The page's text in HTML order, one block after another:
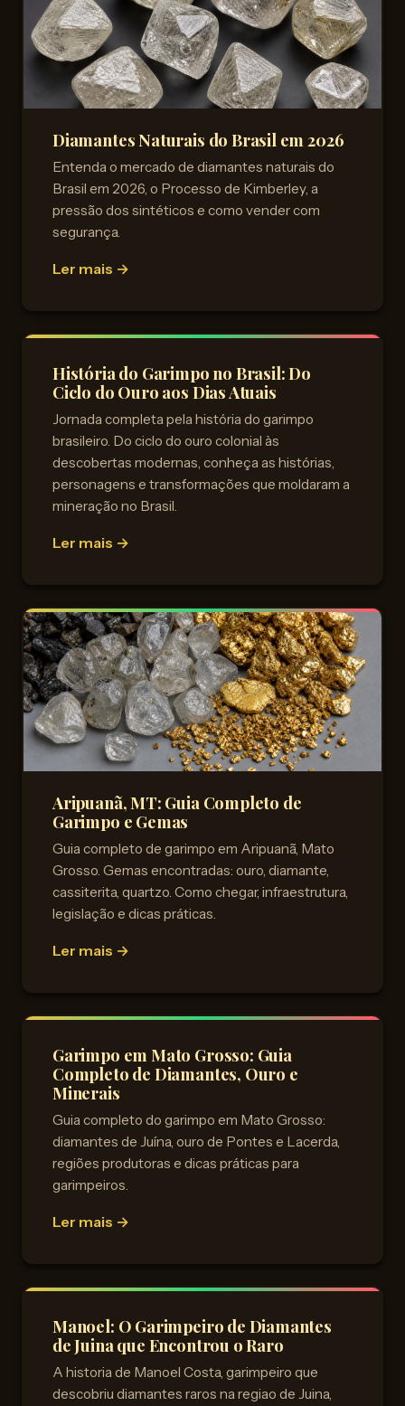
Diamantes Naturais do Brasil em 2026
Entenda o mercado de diamantes naturais do
Brasil em 2026, o Processo de Kimberley, a
pressão dos sintéticos e como vender com
segurança.
Ler mais →
História do Garimpo no Brasil: Do
Ciclo do Ouro aos Dias Atuais
Jornada completa pela história do garimpo
brasileiro. Do ciclo do ouro colonial às
descobertas modernas, conheça as histórias,
personagens e transformações que moldaram a
mineração no Brasil.
Ler mais →
Aripuanã, MT: Guia Completo de
Garimpo e Gemas
Guia completo de garimpo em Aripuanã, Mato
Grosso. Gemas encontradas: ouro, diamante,
cassiterita, quartzo. Como chegar, infraestrutura,
legislação e dicas práticas.
Ler mais →
Garimpo em Mato Grosso: Guia
Completo de Diamantes, Ouro e
Minerais
Guia completo do garimpo em Mato Grosso:
diamantes de Juína, ouro de Pontes e Lacerda,
regiões produtoras e dicas práticas para
garimpeiros.
Ler mais →
Manoel: O Garimpeiro de Diamantes
de Juina que Encontrou o Raro
A historia de Manoel Costa, garimpeiro que
descobriu diamantes raros na regiao de Juina,